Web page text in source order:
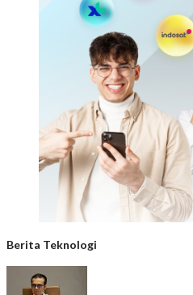
Berita Teknologi